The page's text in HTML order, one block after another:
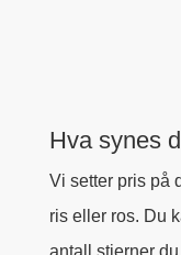
Hva synes
Vi setter pris på
ris eller ros. Du